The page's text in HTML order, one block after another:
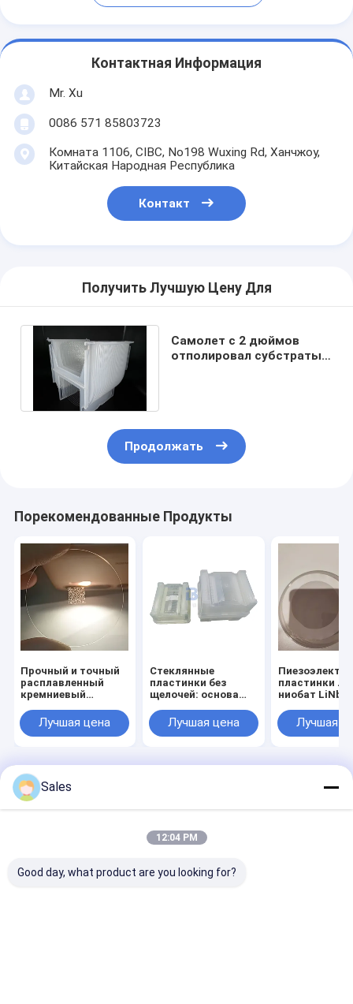
Контактная Информация
Mr. Xu
0086 571 85803723
Комната 1106, CIBC, No198 Wuxing Rd, Ханчжоу,
Китайская Народная Республика
Контакт
Получить Лучшую Цену Для
Самолет c 2 дюймов
отполировал субстраты
Продолжать
Порекомендованные Продукты
Прочный и точный
расплавленный
кремниевый
тепловым
расширением и
предназначен для
полупроводниковой
промышленности и
оптических
покрытий
Лучшая цена
Стеклянные
пластинки без
щелочей: основа
поколения
дисплеев и
Лучшая цена
пластинки
ниобат
пластинки,
оптических
фильтров
Лучшая
Главная страница
фабрика.Copyright © 2026 Hangzhou Freqcontrol Electronic
Technology Ltd.. All Rights Reserved.
Sales
12:04 PM
Good day, what product are you looking for?